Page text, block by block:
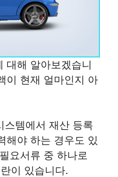
대해 알아보겠습니
이 현재 얼마인지 아
스템에서 재산 등록
해야 하는 경우도 있
요서류 중 하나로
이 있습니다.